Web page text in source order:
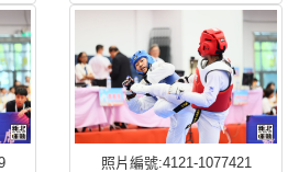
照片編號:4121-1077421